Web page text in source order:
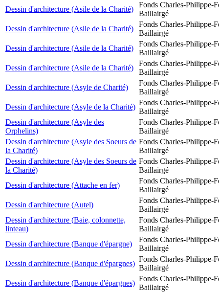
Dessin d'architecture (Asile de la Charité)
Fonds Charles-Philippe-
Baillairgé
Dessin d'architecture (Asile de la Charité)
Fonds Charles-Philippe-
Baillairgé
Dessin d'architecture (Asile de la Charité)
Fonds Charles-Philippe-
Baillairgé
Dessin d'architecture (Asile de la Charité)
Fonds Charles-Philippe-
Baillairgé
Dessin d'architecture (Asyle de Charité)
Fonds Charles-Philippe-
Baillairgé
Dessin d'architecture (Asyle de la Charité)
Fonds Charles-Philippe-
Baillairgé
Dessin d'architecture (Asyle des
Orphelins)
Fonds Charles-Philippe-
Baillairgé
Dessin d'architecture (Asyle des Soeurs de
la Charité)
Fonds Charles-Philippe-
Baillairgé
Dessin d'architecture (Asyle des Soeurs de
la Charité)
Fonds Charles-Philippe-
Baillairgé
Dessin d'architecture (Attache en fer)
Fonds Charles-Philippe-
Baillairgé
Dessin d'architecture (Autel)
Fonds Charles-Philippe-
Baillairgé
Dessin d'architecture (Baie, colonnette,
linteau)
Fonds Charles-Philippe-
Baillairgé
Dessin d'architecture (Banque d'épargne)
Fonds Charles-Philippe-
Baillairgé
Dessin d'architecture (Banque d'épargnes)
Fonds Charles-Philippe-
Baillairgé
Dessin d'architecture (Banque d'épargnes)
Fonds Charles-Philippe-
Baillairgé